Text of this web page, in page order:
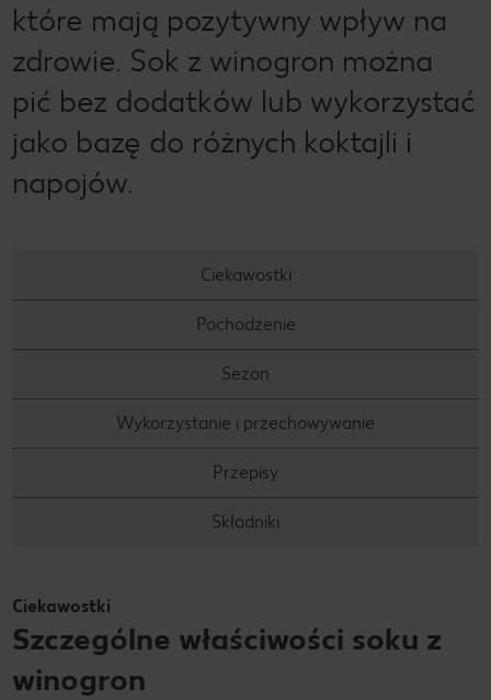
które mają pozytywny wpływ na
zdrowie. Sok z winogron można
pić bez dodatków lub wykorzystać
jako bazę do różnych koktajli i
napojów.
Ciekawostki
Pochodzenie
Sezon
Wykorzystanie i przechowywanie
Przepisy
Składniki
Ciekawostki
Szczególne właściwości soku z
winogron